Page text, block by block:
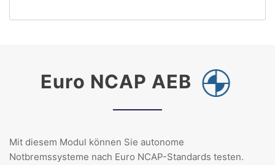
Euro NCAP AEB
Mit diesem Modul können Sie autonome
Notbremssysteme nach Euro NCAP-Standards testen.